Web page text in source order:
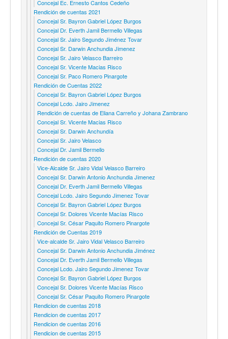
Concejal Ec. Ernesto Cantos Cedeño
Rendición de cuentas 2021
Concejal Sr. Bayron Gabriel López Burgos
Concejal Dr. Everth Jamil Bermello Villegas
Concejal Sr. Jairo Segundo Jiménez Tovar
Concejal Sr. Darwin Anchundia Jimenez
Concejal Sr. Jairo Velasco Barreiro
Concejal Sr. Vicente Macias Risco
Concejal Sr. Paco Romero Pinargote
Rendición de Cuentas 2022
Concejal Sr. Bayron Gabriel López Burgos
Concejal Lcdo. Jairo Jimenez
Rendición de cuentas de Eliana Carreño y Johana Zambrano
Concejal Sr. Vicente Macias Risco
Concejal Sr. Darwin Anchundía
Concejal Sr. Jairo Velasco
Concejal Dr. Jamil Bermello
Rendición de cuentas 2020
Vice-Alcalde Sr. Jairo Vidal Velasco Barreiro
Concejal Sr. Darwin Antonio Anchundia Jimenez
Concejal Dr. Everth Jamil Bermello Villegas
Concejal Lcdo. Jairo Segundo Jimenez Tovar
Concejal Sr. Bayron Gabriel López Burgos
Concejal Sr. Dolores Vicente Macías Risco
Concejal Sr. César Paquito Romero Pinargote
Rendición de Cuentas 2019
Vice-alcalde Sr. Jairo Vidal Velasco Barreiro
Concejal Sr. Darwin Antonio Anchundia Jiménez
Concejal Dr. Everth Jamil Bermello Villegas
Concejal Lcdo. Jairo Segundo Jimenez Tovar
Concejal Sr. Bayron Gabriel López Burgos
Concejal Sr. Dolores Vicente Macías Risco
Concejal Sr. César Paquito Romero Pinargote
Rendicion de cuentas 2018
Rendicion de cuentas 2017
Rendicion de cuentas 2016
Rendicion de cuentas 2015